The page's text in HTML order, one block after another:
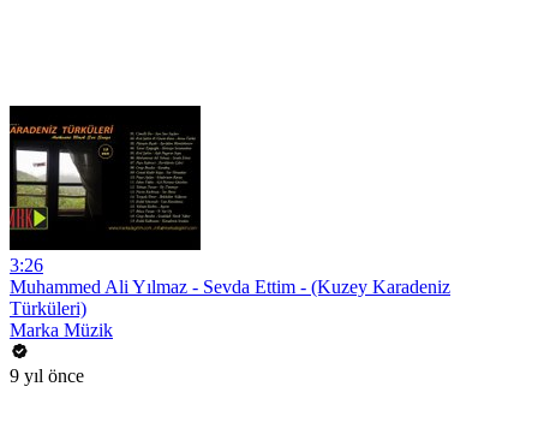
3:26
Muhammed Ali Yılmaz - Sevda Ettim - (Kuzey Karadeniz
Türküleri)
Marka Müzik
9 yıl önce